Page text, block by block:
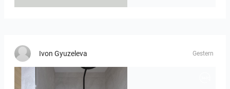
Ivon Gyuzeleva Gestern